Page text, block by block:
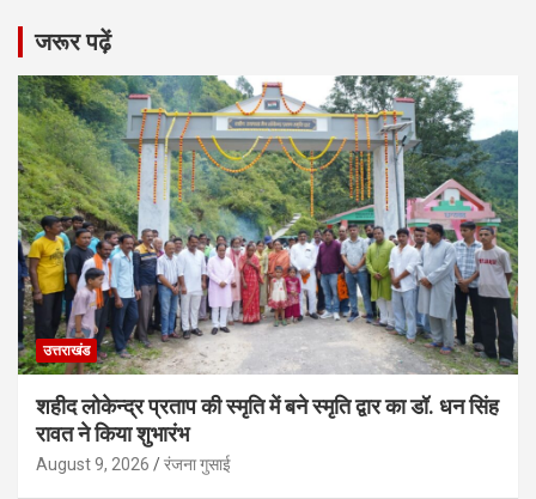
जरूर पढ़ें
उत्तराखंड
शहीद लोकेन्द्र प्रताप की स्मृति में बने स्मृति द्वार का डॉ. धन सिंह
रावत ने किया शुभारंभ
August 9, 2026 रंजना गुसाई